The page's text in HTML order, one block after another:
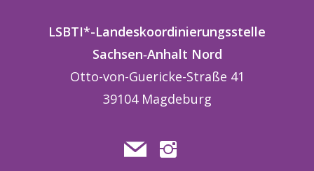
LSBTI*-Landeskoordinierungsstelle
Sachsen‑Anhalt Nord
Otto-von-Guericke-Straße 41
39104 Magdeburg